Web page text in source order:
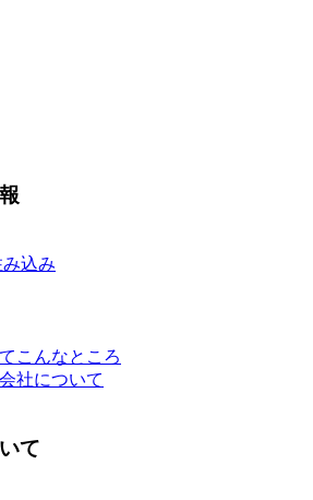
込み
こんなところ
社について
て